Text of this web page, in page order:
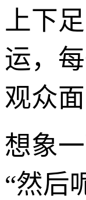
上下
运，
观众面
想象
“然后